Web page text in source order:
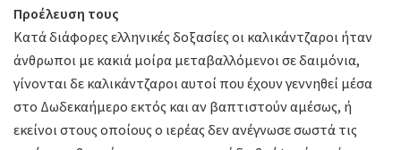
Προέλευση τους
Κατά διάφορες ελληνικές δοξασίες οι καλικάντζαροι ήταν
άνθρωποι με κακιά μοίρα μεταβαλλόμενοι σε δαιμόνια,
γίνονται δε καλικάντζαροι αυτοί που έχουν γεννηθεί μέσα
στο Δωδεκαήμερο εκτός και αν βαπτιστούν αμέσως, ή
εκείνοι στους οποίους ο ιερέας δεν ανέγνωσε σωστά τις